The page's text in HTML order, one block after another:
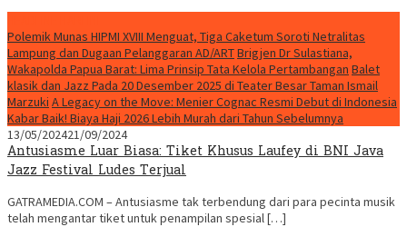
Polemik Munas HIPMI XVIII Menguat, Tiga Caketum Soroti Netralitas
Lampung dan Dugaan Pelanggaran AD/ARTBrigjen Dr Sulastiana,
Wakapolda Papua Barat: Lima Prinsip Tata Kelola Pertambangan Balet
klasik dan Jazz Pada 20 Desember 2025 di Teater Besar Taman Ismail
Marzuki A Legacy on the Move: Menier Cognac Resmi Debut di Indonesia
Kabar Baik! Biaya Haji 2026 Lebih Murah dari Tahun Sebelumnya
13/05/202421/09/2024
Antusiasme Luar Biasa: Tiket Khusus Laufey di BNI Java
Jazz Festival Ludes Terjual
GATRAMEDIA.COM – Antusiasme tak terbendung dari para pecinta musik
telah mengantar tiket untuk penampilan spesial […]